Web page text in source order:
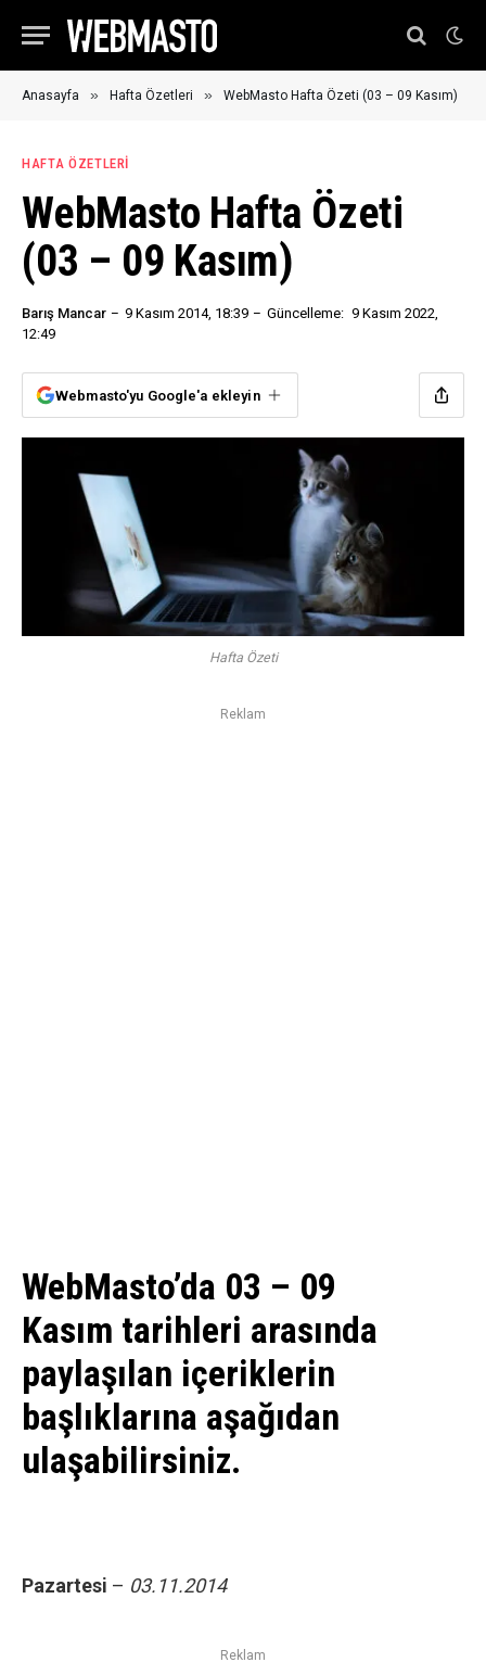
Anasayfa » Hafta Özetleri » WebMasto Hafta Özeti (03 – 09 Kasım)
HAFTA ÖZETLERI
WebMasto Hafta Özeti
(03 – 09 Kasım)
Barış Mancar 9 Kasım 2014, 18:39 Güncelleme: 9 Kasım 2022,
12:49
Webmasto'yu Google'a ekleyin
Hafta Özeti
Reklam
WebMasto’da 03 – 09
Kasım tarihleri arasında
paylaşılan içeriklerin
başlıklarına aşağıdan
ulaşabilirsiniz.
Pazartesi – 03.11.2014
Reklam